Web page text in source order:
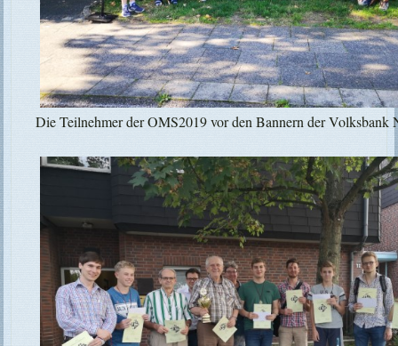
Die Teilnehmer der OMS2019 vor den Bannern der Volksbank